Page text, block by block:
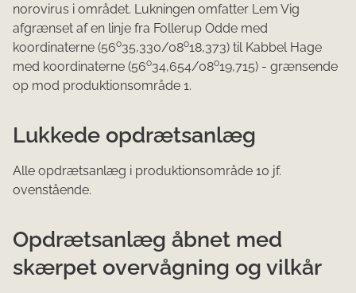
norovirus i området. Lukningen omfatter Lem Vig
afgrænset af en linje fra Follerup Odde med
koordinaterne (56o35,330/08o18,373) til Kabbel Hage
med koordinaterne (56o34,654/08o19,715) - grænsende
op mod produktionsområde 1.
​Lukkede opdrætsanlæg
Alle opdrætsanlæg i produktionsområde 10 jf.
ovenstående.
Opdrætsanlæg åbnet med
skærpet overvågning og vilkår